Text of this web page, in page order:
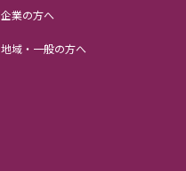
企業の方へ
地域・一般の方へ